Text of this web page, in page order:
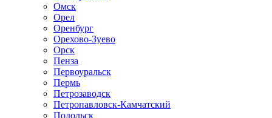
Омск
Орел
Оренбург
Орехово-Зуево
Орск
Пенза
Первоуральск
Пермь
Петрозаводск
Петропавловск-Камчатский
Подольск